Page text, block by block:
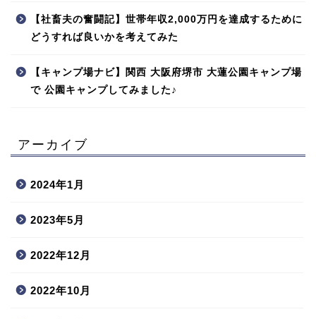
【社畜夫の奮闘記】世帯年収2,000万円を達成するために
どうすれば良いかを考えてみた
【キャンプ場ナビ】関西 大阪府堺市 大蓮公園キャンプ場
で 公園キャンプしてみました♪
アーカイブ
2024年1月
2023年5月
2022年12月
2022年10月